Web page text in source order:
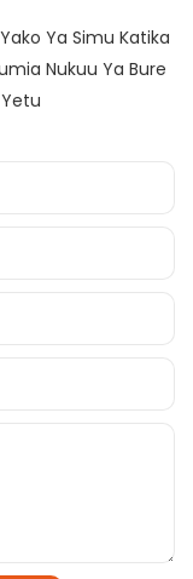
Ya Simu Katika
Nukuu Ya Bure